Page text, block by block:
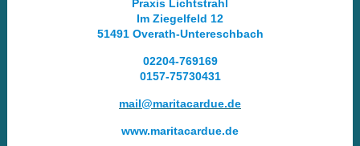
Praxis Lichtstrahl
Im Ziegelfeld 12
51491 Overath-Untereschbach
02204-769169
0157-75730431
mail@maritacardue.de
www.maritacardue.de